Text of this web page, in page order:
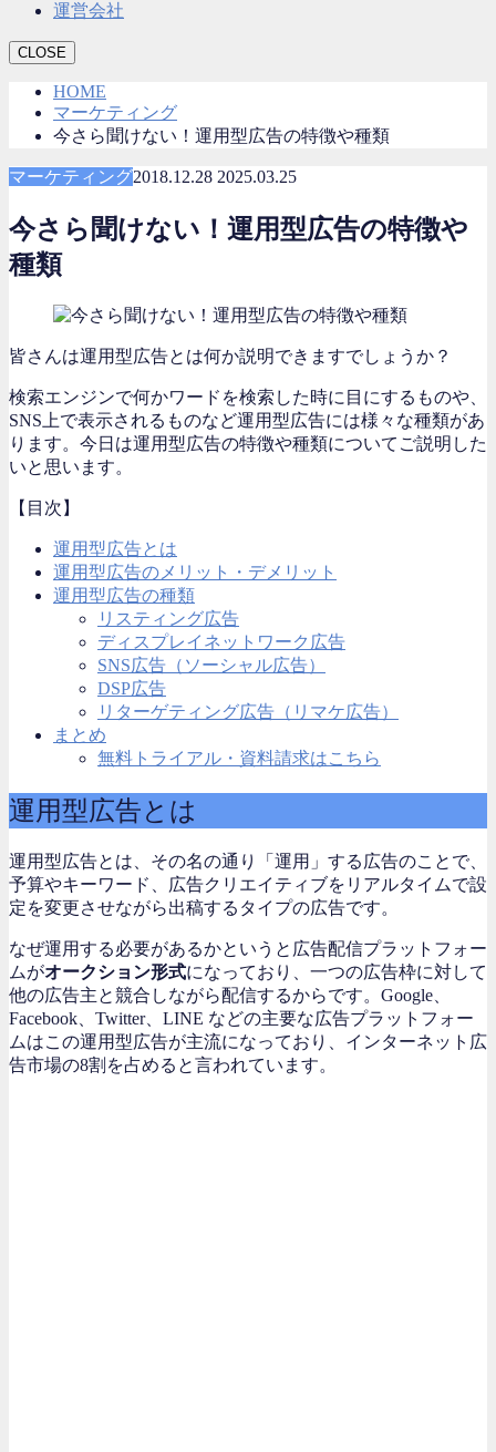
運営会社
CLOSE
HOME
マーケティング
今さら聞けない！運用型広告の特徴や種類
マーケティング2018.12.28 2025.03.25
今さら聞けない！運用型広告の特徴や
種類
皆さんは運用型広告とは何か説明できますでしょうか？
検索エンジンで何かワードを検索した時に目にするものや、
SNS上で表示されるものなど運用型広告には様々な種類があ
ります。今日は運用型広告の特徴や種類についてご説明した
いと思います。
【目次】
運用型広告とは
運用型広告のメリット・デメリット
運用型広告の種類
リスティング広告
ディスプレイネットワーク広告
SNS広告（ソーシャル広告）
DSP広告
リターゲティング広告（リマケ広告）
まとめ
無料トライアル・資料請求はこちら
運用型広告とは
運用型広告とは、その名の通り「運用」する広告のことで、
予算やキーワード、広告クリエイティブをリアルタイムで設
定を変更させながら出稿するタイプの広告です。
なぜ運用する必要があるかというと広告配信プラットフォー
ムがオークション形式になっており、一つの広告枠に対して
他の広告主と競合しながら配信するからです。Google、
Facebook、Twitter、LINE などの主要な広告プラットフォー
ムはこの運用型広告が主流になっており、インターネット広
告市場の8割を占めると言われています。